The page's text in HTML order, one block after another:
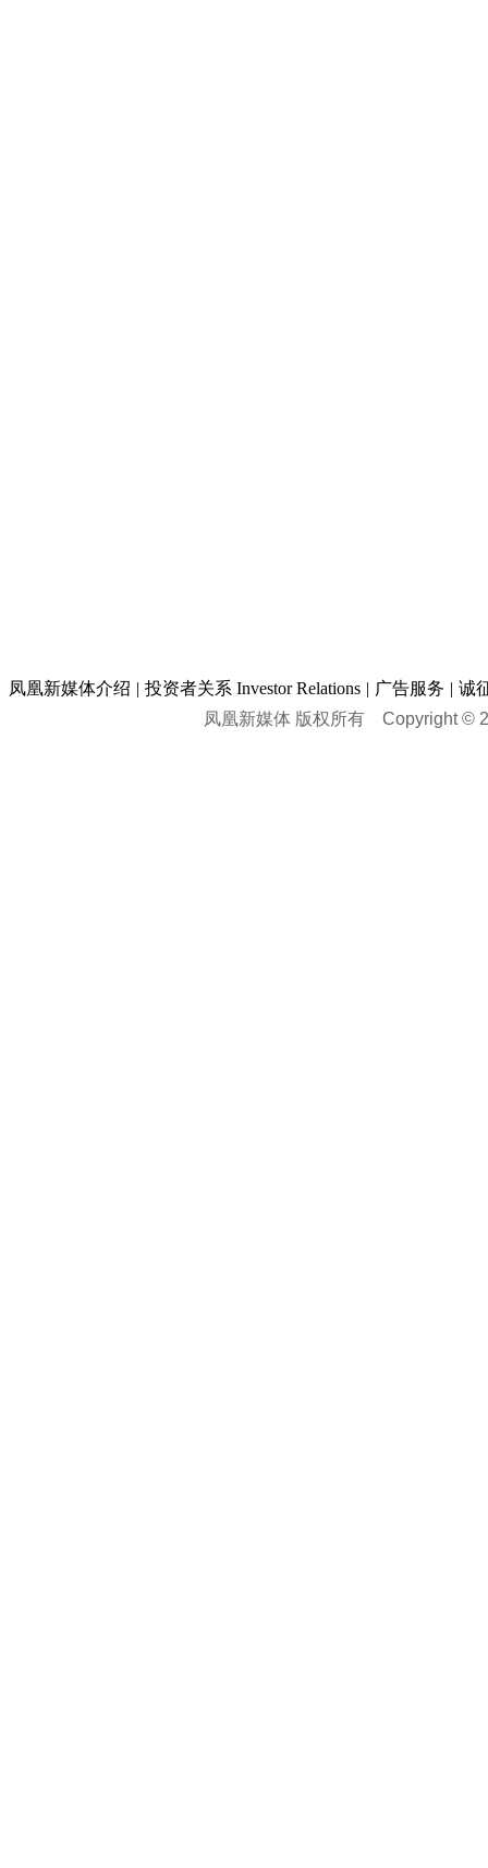
凤凰新媒体介绍 | 投资者关系 Investor Relations | 广告服务 | 诚
凤凰新媒体 版权所有 Copyright ©